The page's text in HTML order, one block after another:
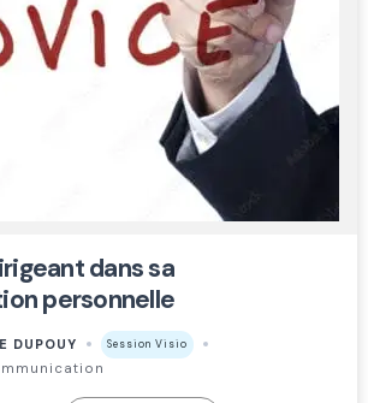
dans sa
personnelle
DUPOUY Session Visio